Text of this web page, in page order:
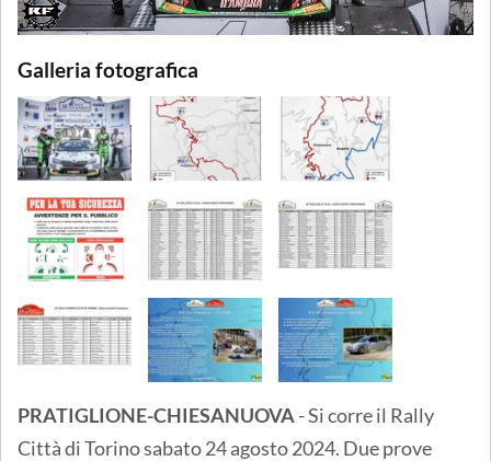
Galleria fotografica
PRATIGLIONE-CHIESANUOVA- Si corre il Rally
Città di Torino sabato 24 agosto 2024. Due prove